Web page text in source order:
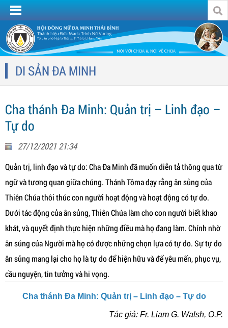
DI SẢN ĐA MINH
Cha thánh Đa Minh: Quản trị – Linh đạo –
Tự do
27/12/2021 21:34
Quản trị, linh đạo và tự do: Cha Đa Minh đã muốn diễn tả thông qua từ
ngữ và tương quan giữa chúng. Thánh Tôma dạy rằng ân sủng của
Thiên Chúa thôi thúc con người hoạt động và hoạt động có tự do.
Dưới tác động của ân sủng, Thiên Chúa làm cho con người biết khao
khát, và quyết định thực hiện những điều mà họ đang làm. Chính nhờ
ân sủng của Người mà họ có được những chọn lựa có tự do. Sự tự do
ân sủng mang lại cho họ là tự do để hiện hữu và để yêu mến, phục vụ,
cầu nguyện, tin tưởng và hi vọng.
Cha thánh Đa Minh: Quản trị – Linh đạo – Tự do
Tác giả: Fr. Liam G. Walsh, O.P.